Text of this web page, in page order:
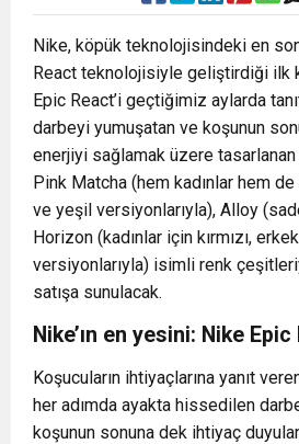
Nike, köpük teknolojisindeki en
React teknolojisiyle geliştirdiği ilk
Epic React’i geçtiğimiz aylarda
darbeyi yumuşatan ve koşunun
enerjiyi sağlamak üzere
Pink Matcha (hem kadınlar hem
ve yeşil versiyonlarıyla), Alloy
Horizon (kadınlar için kırmızı,
versiyonlarıyla) isimli renk
satışa sunulacak.
Nike’ın en yesini: Nike
Koşucuların ihtiyaçlarına yanıt
her adımda ayakta hissedilen
koşunun sonuna dek ihtiyaç